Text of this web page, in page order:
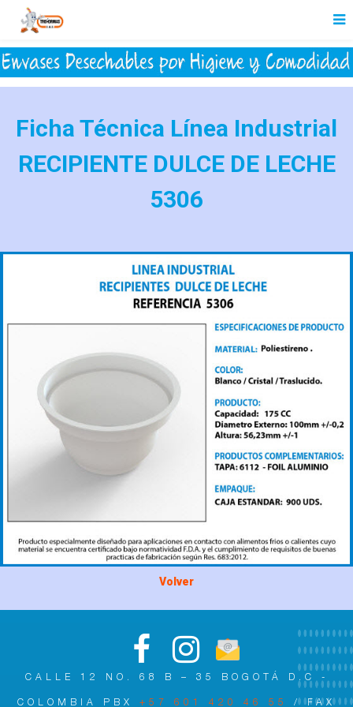
Ficha Técnica Línea Industrial
RECIPIENTE DULCE DE LECHE
5306
Volver
CALLE 12 NO. 68 B – 35 BOGOTÁ D.C -
COLOMBIA PBX +57 601 420 46 55 / FAX